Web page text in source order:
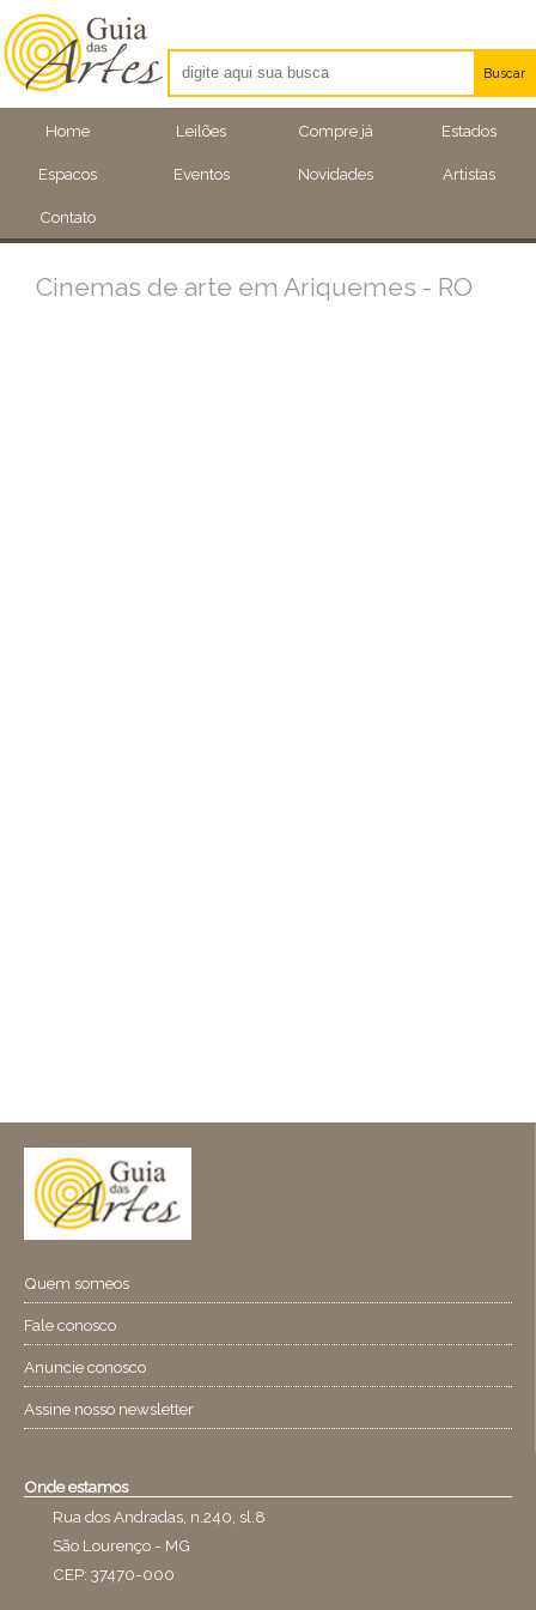
Home Leilões Compre já Estados
Espacos Eventos Novidades Artistas
Contato
Buscar
Artistas
Eventos
Cinemas de arte em Ariquemes - RO
Quem someos
Fale conosco
Anuncie conosco
Assine nosso newsletter
Onde estamos
Rua dos Andradas, n.240, sl.8
São Lourenço - MG
CEP: 37470-000